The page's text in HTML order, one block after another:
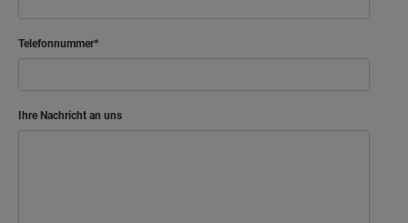
Telefonnummer
Ihre Nachricht an uns